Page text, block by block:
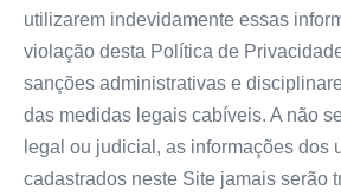
utilizarem indevidamente essas
violação desta Política de
sanções administrativas e
das medidas legais cabíveis. A não
legal ou judicial, as informações dos
cadastrados neste Site jamais serão